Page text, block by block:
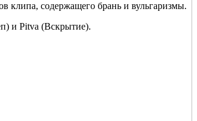
клипа, содержащего брань и вульгаризмы.
и Pitva (Вскрытие).